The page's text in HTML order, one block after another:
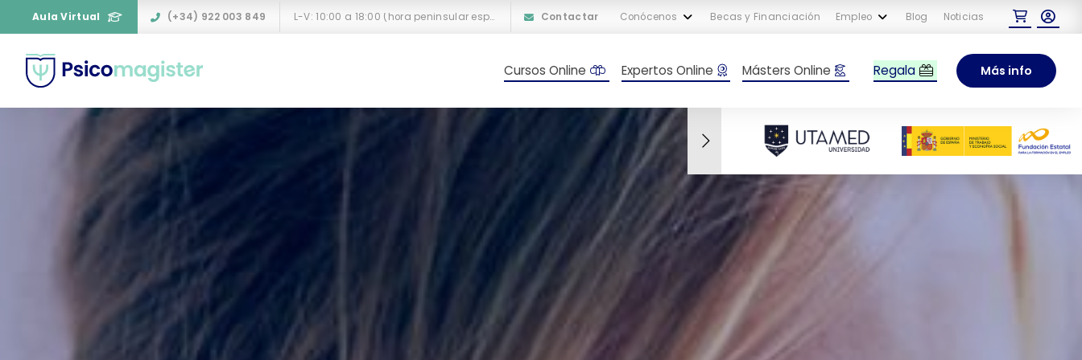
Aula Virtual (+34) 922 003 849 L-V: 10:00 a 18:00 (hora peninsular española) Contactar Conócenos Becas y Financiación Empleo Blog Noticias
Cursos Online Expertos Online Másters Online Regala Más info